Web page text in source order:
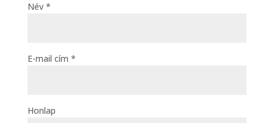
Név *
E-mail cím *
Honlap